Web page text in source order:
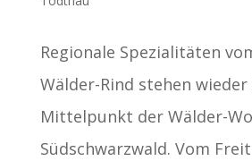
Regionale Spezialitäten
Wälder-Rind stehen wieder
Mittelpunkt der Wälder-
Südschwarzwald. Vom